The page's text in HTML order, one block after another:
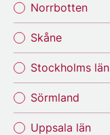
Norrbotten
Skåne
Stockholms län
Sörmland
Uppsala län